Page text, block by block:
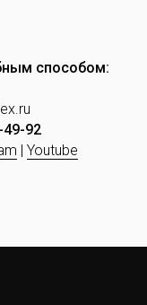
способом:
49-92
| Youtube